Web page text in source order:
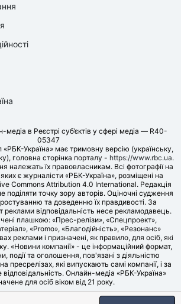
медіа в Реєстрі суб’єктів у сфері медіа — R40-
05347
«РБК-Україна» має тримовну версію (українську,
головна сторінка порталу - https://www.rbc.ua.
належать їх правовласникам. Всі фотографії на
є журналісти «РБК-Україна», розміщені на
Commons Attribution 4.0 International. Редакція
поділяти точку зору авторів. Оціночні судження
та доведенню їх правдивості. За
реклами відповідальність несе рекламодавець.
плашкою: «Прес-релізи», «Спецпроект»,
«Promo», «Благодійність», «Резонанс»
реклами і призначені, як правило, для осіб, які
«Новини компанії» - це інформаційний формат,
події та оголошення, пов'язані з діяльністю
пресрелізах, які випускають самі компанії, і за
відповідальність. Онлайн-медіа «РБК-Україна»
для осіб віком від 21 року.
LLC «UBT MEDIA», 2006-2026.